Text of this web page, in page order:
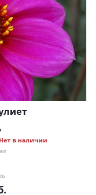
Нет в наличии